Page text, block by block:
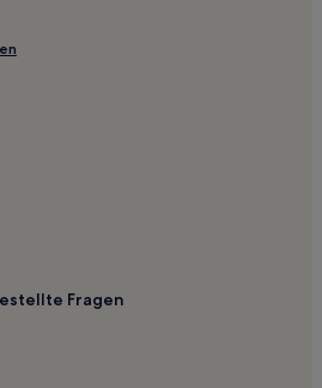
Podestà
Borgo Panigale
Emilia
Fragen